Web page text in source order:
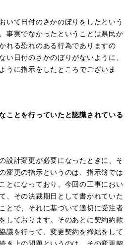
いて日付のさかのぼりをしたという
事実でなかったということは県民か
れる恐れのある行為でありますの
い日付のさかのぼりがないように、
うに指示をしたところでございま
ことを行っていたと認識されている
設計変更が必要になったときに、そ
変更の指示というのは、指示簿では
とになっており、今回の工事におい
、その決裁期日として書かれていた
とで、それに基づいて適切に受注者
しております。そのあとに契約約款
議を行って、変更契約を締結をして
き上の問題というのは、その変更契